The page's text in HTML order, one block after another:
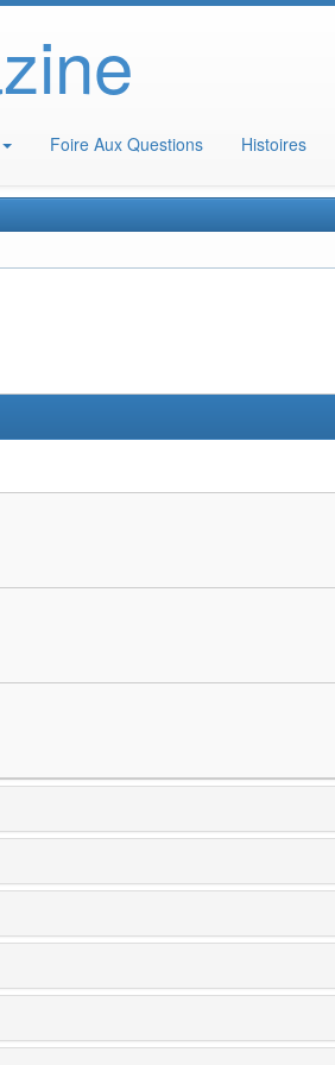
Foire Aux Questions Histoires